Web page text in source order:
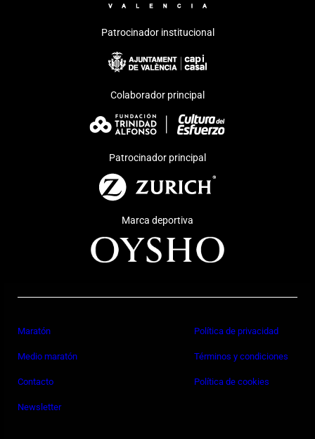
Patrocinador institucional
Colaborador principal
Patrocinador principal
Marca deportiva
Maratón
Medio maratón
Contacto
Newsletter
Política de privacidad
Términos y condiciones
Política de cookies